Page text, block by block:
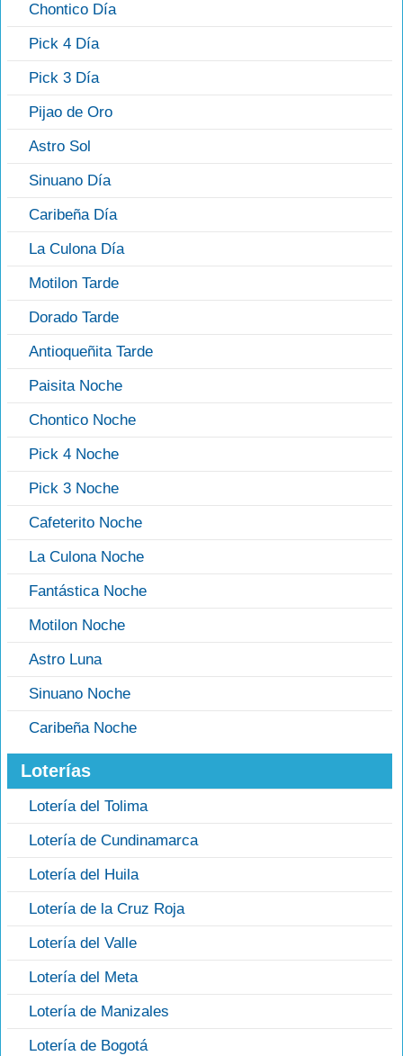
Chontico Día
Pick 4 Día
Pick 3 Día
Pijao de Oro
Astro Sol
Sinuano Día
Caribeña Día
La Culona Día
Motilon Tarde
Dorado Tarde
Antioqueñita Tarde
Paisita Noche
Chontico Noche
Pick 4 Noche
Pick 3 Noche
Cafeterito Noche
La Culona Noche
Fantástica Noche
Motilon Noche
Astro Luna
Sinuano Noche
Caribeña Noche
Loterías
Lotería del Tolima
Lotería de Cundinamarca
Lotería del Huila
Lotería de la Cruz Roja
Lotería del Valle
Lotería del Meta
Lotería de Manizales
Lotería de Bogotá